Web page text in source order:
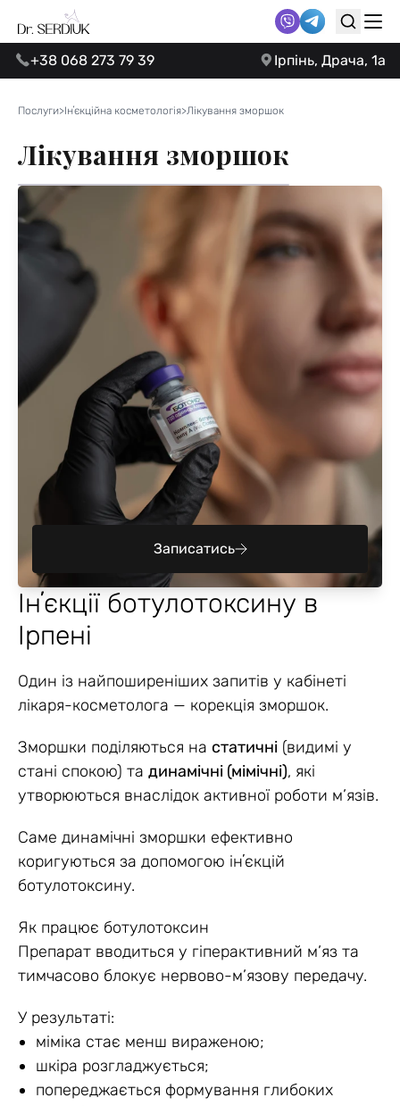
+38 068 273 79 39 Ірпінь, Драча, 1а
Послуги>Інʼєкційна косметологія>Лікування зморшок
Лікування зморшок
Записатись
Інʼєкції ботулотоксину в
Ірпені
Один із найпоширеніших запитів у кабінеті
лікаря-косметолога — корекція зморшок.
Зморшки поділяються на статичні (видимі у
стані спокою) та динамічні (мімічні), які
утворюються внаслідок активної роботи м’язів.
Саме динамічні зморшки ефективно
коригуються за допомогою інʼєкцій
ботулотоксину.
Як працює ботулотоксин
Препарат вводиться у гіперактивний м’яз та
тимчасово блокує нервово-м’язову передачу.
У результаті:
міміка стає менш вираженою;
шкіра розгладжується;
попереджається формування глибоких